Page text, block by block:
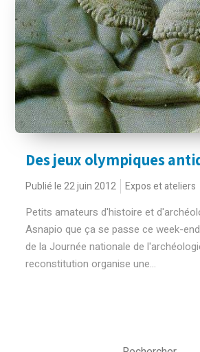
Des jeux olympiques
Publié le 22 juin 2012 Expos et ateliers
Petits amateurs d'histoire et
Asnapio que ça se passe ce week-
de la Journée nationale de
reconstitution organise une...